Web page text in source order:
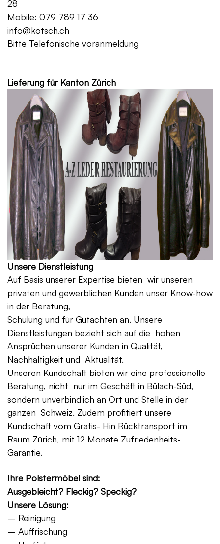
28
Mobile: 079 789 17 36
info@kotsch.ch
Bitte Telefonische voranmeldung
Lieferung für Kanton Zürich
Unsere Dienstleistung
Auf Basis unserer Expertise bieten wir unseren
privaten und gewerblichen Kunden unser Know-how
in der Beratung,
Schulung und für Gutachten an. Unsere
Dienstleistungen bezieht sich auf die hohen
Ansprüchen unserer Kunden in Qualität,
Nachhaltigkeit und Aktualität.
Unseren Kundschaft bieten wir eine professionelle
Beratung, nicht nur im Geschäft in Bülach-Süd,
sondern unverbindlich an Ort und Stelle in der
ganzen Schweiz. Zudem profitiert unsere
Kundschaft vom Gratis- Hin Rücktransport im
Raum Zürich, mit 12 Monate Zufriedenheits-
Garantie.
Ihre Polstermöbel sind:
Ausgebleicht? Fleckig? Speckig?
Unsere Lösung:
– Reinigung
– Auffrischung